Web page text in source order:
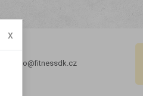
info@fitnessdk.cz
x